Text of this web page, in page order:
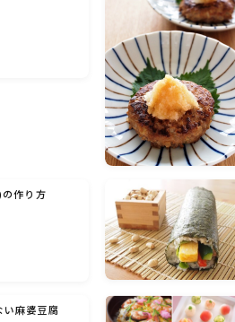
作り方
い麻婆豆腐